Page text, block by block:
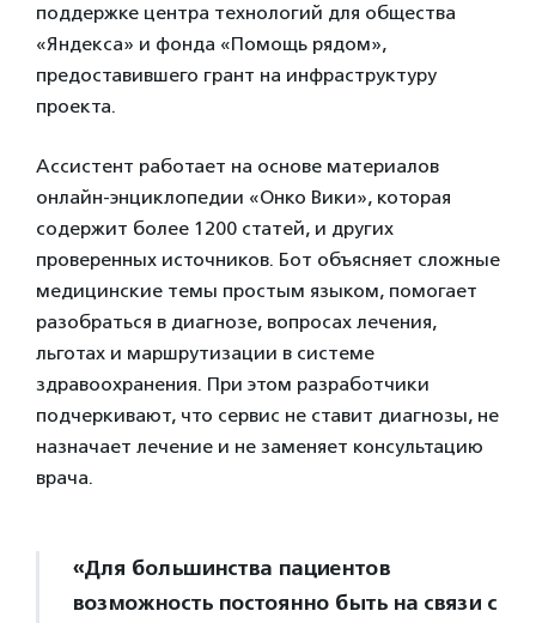
поддержке центра технологий для общества
«Яндекса» и фонда «Помощь рядом»,
предоставившего грант на инфраструктуру
проекта.
Ассистент работает на основе материалов
онлайн-энциклопедии «Онко Вики», которая
содержит более 1200 статей, и других
проверенных источников. Бот объясняет сложные
медицинские темы простым языком, помогает
разобраться в диагнозе, вопросах лечения,
льготах и маршрутизации в системе
здравоохранения. При этом разработчики
подчеркивают, что сервис не ставит диагнозы, не
назначает лечение и не заменяет консультацию
врача.
«Для большинства пациентов
возможность постоянно быть на связи с